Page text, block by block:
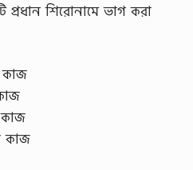
প্রধান শিরোনামে ভাগ করা
কাজ
কাজ
কাজ